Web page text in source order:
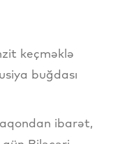
keçməklə
buğdası
ibarət,